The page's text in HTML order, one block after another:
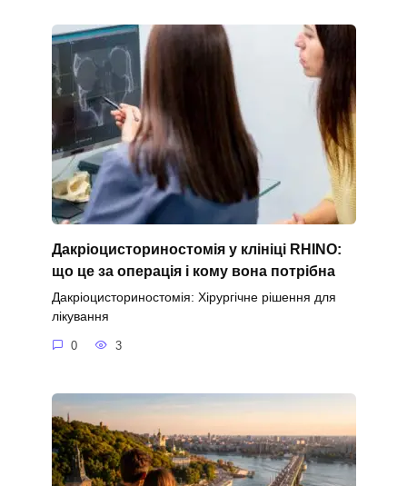
Дакріоцисториностомія у клініці RHINO:
що це за операція і кому вона потрібна
Дакріоцисториностомія: Хірургічне рішення для
лікування
0 3